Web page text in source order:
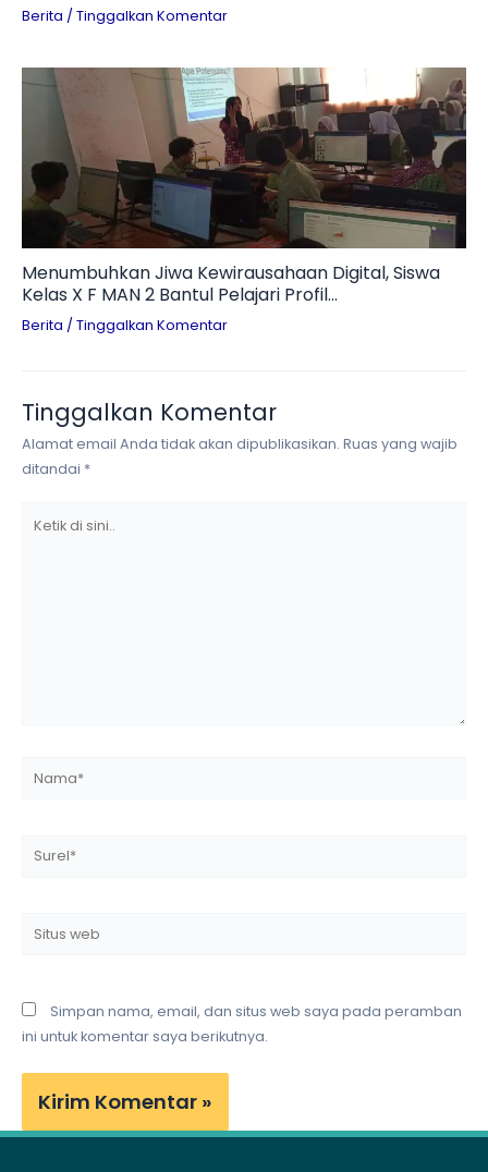
Berita / Tinggalkan Komentar
Menumbuhkan Jiwa Kewirausahaan Digital, Siswa
Kelas X F MAN 2 Bantul Pelajari Profil
Technopreneur dan Tantangan Branding UMKM
Berita / Tinggalkan Komentar
Tinggalkan Komentar
Alamat email Anda tidak akan dipublikasikan. Ruas yang wajib
ditandai *
Surel*
Simpan nama, email, dan situs web saya pada peramban
ini untuk komentar saya berikutnya.